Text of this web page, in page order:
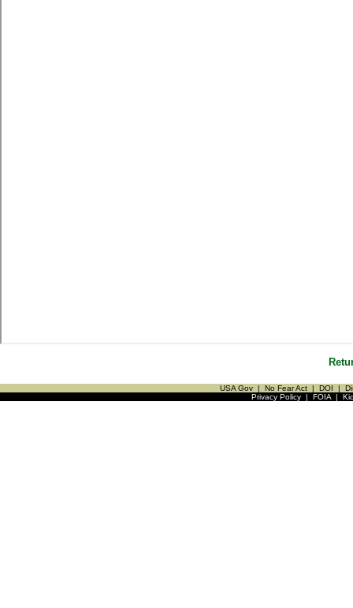
USA Gov | No Fear Act | DOI |
Privacy Policy| FOIA|